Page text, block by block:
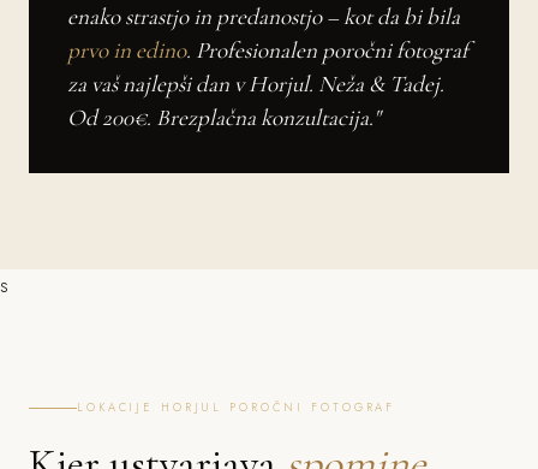
enako strastjo in predanostjo – kot da bi bila
prvo in edino. Profesionalen poročni fotograf
za vaš najlepši dan v Horjul. Neža & Tadej.
Od 200€. Brezplačna konzultacija."
s
LOKACIJE HORJUL POROČNI FOTOGRAF